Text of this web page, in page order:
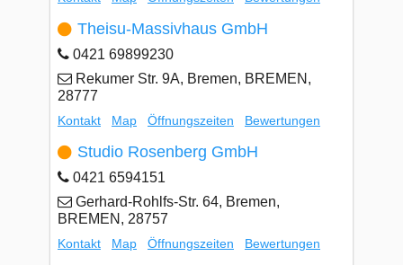
Theisu-Massivhaus GmbH
0421 69899230
Rekumer Str. 9A, Bremen, BREMEN,
28777
Kontakt Map Öffnungszeiten Bewertungen
Studio Rosenberg GmbH
0421 6594151
Gerhard-Rohlfs-Str. 64, Bremen,
BREMEN, 28757
Kontakt Map Öffnungszeiten Bewertungen